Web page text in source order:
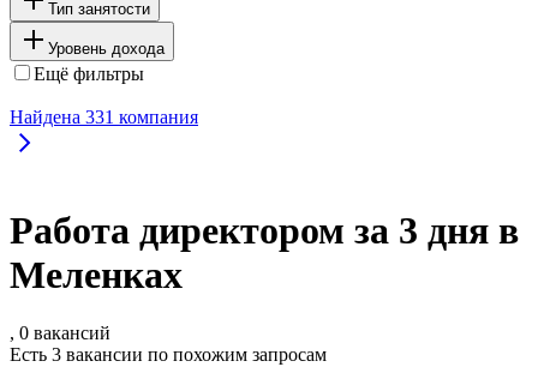
Тип занятости
Уровень дохода
Ещё фильтры
Найдена 331 компания
Работа директором за 3 дня в
Меленках
, 0 вакансий
Есть 3 вакансии по похожим запросам